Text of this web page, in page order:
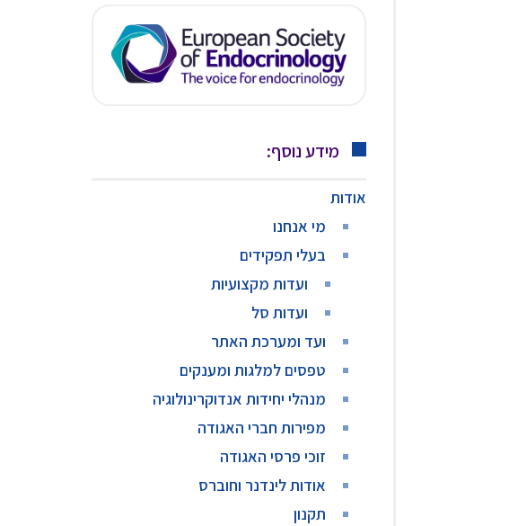
מידע נוסף:
אודות
מי אנחנו
בעלי תפקידים
ועדות מקצועיות
ועדות סל
ועד ומערכת האתר
טפסים למלגות ומענקים
מנהלי יחידות אנדוקרינולוגיה
מפירות חברי האגודה
זוכי פרסי האגודה
אודות לינדנר וחוברס
תקנון